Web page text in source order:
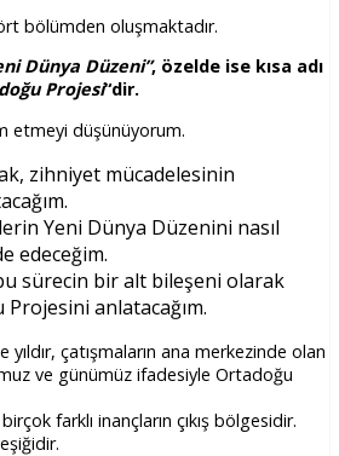
bölümden oluşmaktadır.
Dünya Düzeni”, özelde ise kısa adı
Projesi“dir.
etmeyi düşünüyorum.
zihniyet mücadelesinin
Yeni Dünya Düzenini nasıl
edeceğim.
sürecin bir alt bileşeni olarak
anlatacağım.
yıldır, çatışmaların ana merkezinde olan
ve günümüz ifadesiyle Ortadoğu
farklı inançların çıkış bölgesidir.